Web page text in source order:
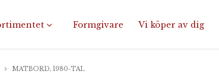
Formgivare Vi köper av dig
MATBORD, 1980-TAL